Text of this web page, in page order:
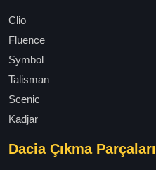
Clio
Fluence
Symbol
Talisman
Scenic
Kadjar
Dacia Çıkma Parçaları